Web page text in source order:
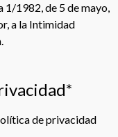
1/1982, de 5 de mayo,
a la Intimidad
*
de privacidad